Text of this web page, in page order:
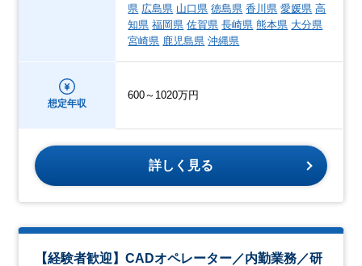
県 広島県 山口県 徳島県 香川県 愛媛県 高
知県 福岡県 佐賀県 長崎県 熊本県 大分県
宮崎県 鹿児島県 沖縄県
想定年収
600～1020万円
詳しく見る
【経験者歓迎】CADオペレーター／内勤業務／研